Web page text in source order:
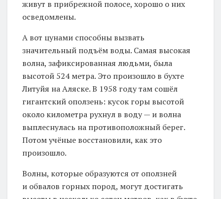
живут в прибрежной полосе, хорошо о них
осведомлены.
А вот цунами способны вызвать
значительный подъём воды. Самая высокая
волна, зафиксированная людьми, была
высотой 524 метра. Это произошло в бухте
Литуйя на Аляске. В 1958 году там сошёл
гигантский оползень: кусок горы высотой
около километра рухнул в воду — и волна
выплеснулась на противоположный берег.
Потом учёные восстановили, как это
произошло.
Волны, которые образуются от оползней
и обвалов горных пород, могут достигать